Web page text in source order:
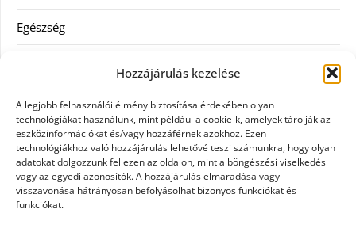
Hozzájárulás kezelése
A legjobb felhasználói élmény biztosítása érdekében olyan
technológiákat használunk, mint például a cookie-k, amelyek tárolják az
eszközinformációkat és/vagy hozzáférnek azokhoz. Ezen
technológiákhoz való hozzájárulás lehetővé teszi számunkra, hogy olyan
adatokat dolgozzunk fel ezen az oldalon, mint a böngészési viselkedés
vagy az egyedi azonosítók. A hozzájárulás elmaradása vagy
visszavonása hátrányosan befolyásolhat bizonyos funkciókat és
funkciókat.
Egészség
Ingatlan
Művészetek és szórakozás
Múzeumok
Szolgáltatás